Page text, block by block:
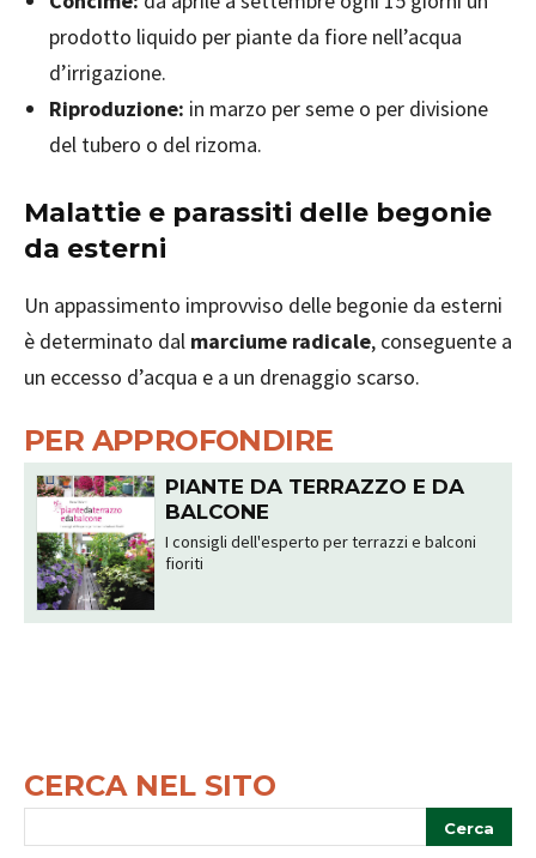
prodotto liquido per piante da fiore nell’acqua
d’irrigazione.
Riproduzione: in marzo per seme o per divisione
del tubero o del rizoma.
Malattie e parassiti delle begonie
da esterni
Un appassimento improvviso delle begonie da esterni
è determinato dal marciume radicale, conseguente a
un eccesso d’acqua e a un drenaggio scarso.
PER APPROFONDIRE
PIANTE DA TERRAZZO E DA
BALCONE
I consigli dell'esperto per terrazzi e balconi
fioriti
CERCA NEL SITO